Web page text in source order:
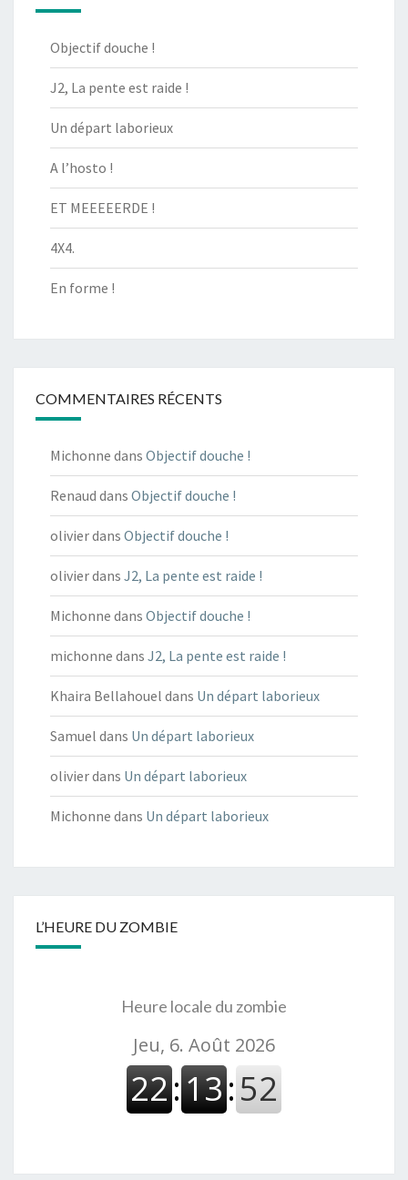
Objectif douche !
J2, La pente est raide !
Un départ laborieux
A l’hosto !
ET MEEEEERDE !
4X4.
En forme !
COMMENTAIRES RÉCENTS
Michonne dans Objectif douche !
Renaud dans Objectif douche !
olivierdans Objectif douche !
olivierdans J2, La pente est raide !
Michonne dans Objectif douche !
michonne dans J2, La pente est raide !
Khaira Bellahouel dans Un départ laborieux
Samuel dans Un départ laborieux
olivierdans Un départ laborieux
Michonne dans Un départ laborieux
L’HEURE DU ZOMBIE
Heure locale du zombie